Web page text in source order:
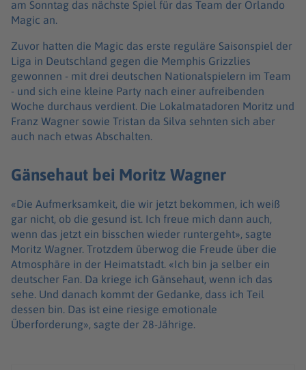
am Sonntag das nächste Spiel für das Team der Orlando
Magic an.
Zuvor hatten die Magic das erste reguläre Saisonspiel der
Liga in Deutschland gegen die Memphis Grizzlies
gewonnen - mit drei deutschen Nationalspielern im Team
- und sich eine kleine Party nach einer aufreibenden
Woche durchaus verdient. Die Lokalmatadoren Moritz und
Franz Wagner sowie Tristan da Silva sehnten sich aber
auch nach etwas Abschalten.
Gänsehaut bei Moritz Wagner
«Die Aufmerksamkeit, die wir jetzt bekommen, ich weiß
gar nicht, ob die gesund ist. Ich freue mich dann auch,
wenn das jetzt ein bisschen wieder runtergeht», sagte
Moritz Wagner. Trotzdem überwog die Freude über die
Atmosphäre in der Heimatstadt. «Ich bin ja selber ein
deutscher Fan. Da kriege ich Gänsehaut, wenn ich das
sehe. Und danach kommt der Gedanke, dass ich Teil
dessen bin. Das ist eine riesige emotionale
Überforderung», sagte der 28-Jährige.